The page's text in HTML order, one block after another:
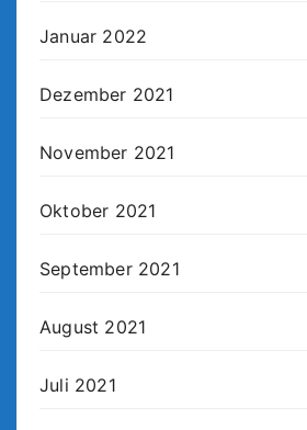
Januar 2022
Dezember 2021
November 2021
Oktober 2021
September 2021
August 2021
Juli 2021